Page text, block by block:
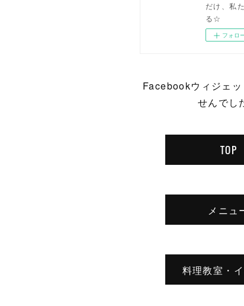
だけ、私
る☆
フォロ
Facebookウィジェッ
せんでし
TOP
メニュ
料理教室・